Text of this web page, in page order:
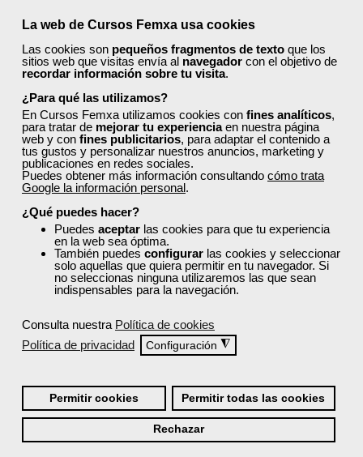
La web de Cursos Femxa usa cookies
Las cookies son pequeños fragmentos de texto que los
sitios web que visitas envía al navegador con el objetivo de
recordar información sobre tu visita.
¿Para qué las utilizamos?
En Cursos Femxa utilizamos cookies con fines analíticos,
para tratar de mejorar tu experienciaen nuestra página
web y con fines publicitarios, para adaptar el contenido a
tus gustos y personalizar nuestros anuncios, marketing y
publicaciones en redes sociales.
Puedes obtener más información consultando cómo trata
Google la información personal.
¿Qué puedes hacer?
Puedes aceptar las cookies para que tu experiencia
en la web sea óptima.
También puedes configurar las cookies y seleccionar
solo aquellas que quiera permitir en tu navegador. Si
no seleccionas ninguna utilizaremos las que sean
indispensables para la navegación.
Consulta nuestra Política de cookies
Política de privacidad
Configuración ◮
Permitir cookies Permitir todas las cookies
Rechazar
Preguntas frecuentes sobre la
formación de Femxa
Resolvemos las dudas más habituales sobre nuestra
formación, metodología, equipo docente y ventajas
para el alumnado.
¿Qué nos hace diferentes de la
competencia?
¿Por qué solicitar plaza en Femxa cuando se
puede hacer directamente desde el SEPE?
¿Son los docentes un aspecto diferencial de
los cursos de Femxa?
¿Los cursos de Femxa son prácticos y tienen
temario actualizado?